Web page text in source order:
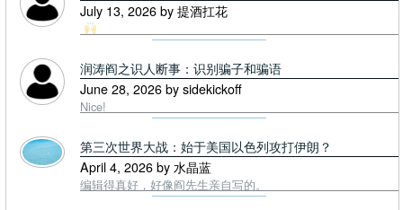
July 13, 2026 by 提酒扛花
润涛阎之识人断事：识别骗子和骗语
June 28, 2026 by sidekickoff
Nice!
第三次世界大战：始于美国以色列攻打伊朗？
April 4, 2026 by 水晶蓝
编辑得真好，好像阎先生亲自写的。